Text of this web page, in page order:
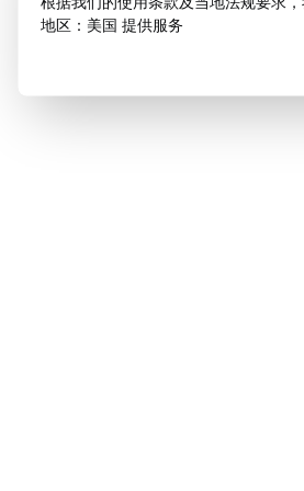
地区：美国 提供服务